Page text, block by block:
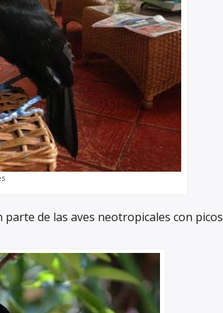
de las aves neotropicales con picos